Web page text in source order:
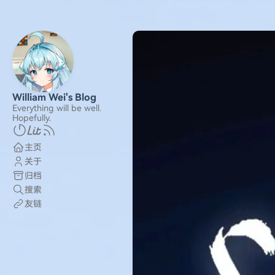
William Wei's Blog
Everything will be well.
Hopefully.
主页
关于
归档
搜索
友链